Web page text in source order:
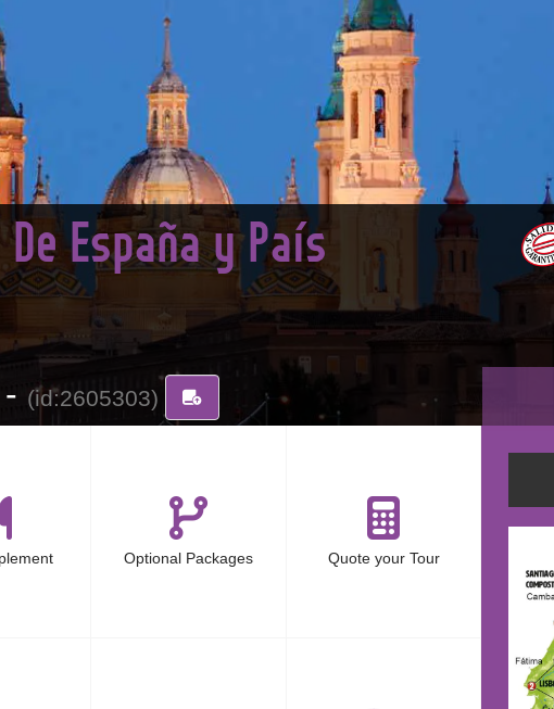
España y País
(id:2605303)
Optional Packages Quote your Tour